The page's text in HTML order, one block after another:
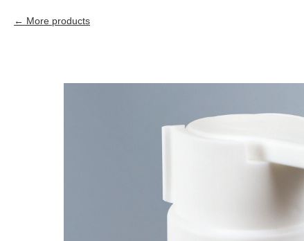
More products